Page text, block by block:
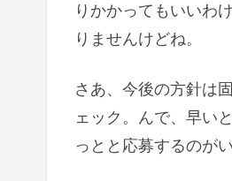
りかかってもいいわ
りませんけどね。
さあ、今後の方針は
ェック。んで、早い
っとと応募するのが